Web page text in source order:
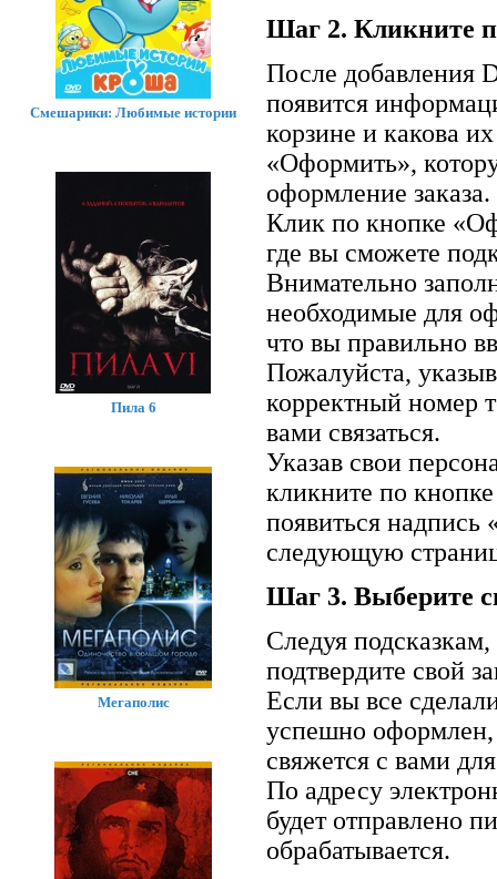
Шаг 2. Кликните
После добавления
появится
корзине и какова
«Оформить»,
оформление заказа.
Клик по кнопке
где вы сможете
Внимательно
необходимые для
что вы правильно
Пожалуйста,
корректный номер
вами связаться.
Указав свои
кликните по
появиться
следующую
Шаг 3. Выберите
Следуя
подтвердите свой
Если вы все
успешно оформлен,
свяжется с вами
По адресу
будет отправлено
обрабатывается.
Смешарики: Любимые истории
Пила 6
Мегаполис